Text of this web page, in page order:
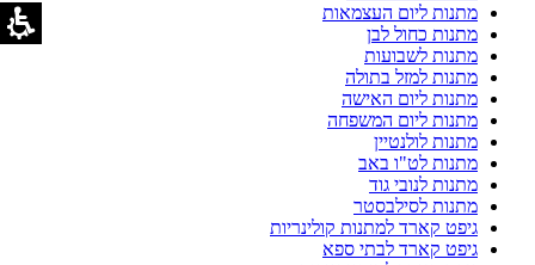
מתנות ליום העצמאות
מתנות כחול לבן
מתנות לשבועות
מתנות למזל בתולה
מתנות ליום האישה
מתנות ליום המשפחה
מתנות לולנטיין
מתנות לט"ו באב
מתנות לנובי גוד
מתנות לסילבסטר
גיפט קארד למתנות קולינריות
גיפט קארד לבתי ספא